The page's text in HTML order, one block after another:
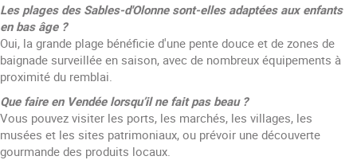
Les plages des Sables-d'Olonne sont-elles adaptées aux enfants
en bas âge ?
Oui, la grande plage bénéficie d'une pente douce et de zones de
baignade surveillée en saison, avec de nombreux équipements à
proximité du remblai.
Que faire en Vendée lorsqu’il ne fait pas beau ?
Vous pouvez visiter les ports, les marchés, les villages, les
musées et les sites patrimoniaux, ou prévoir une découverte
gourmande des produits locaux.